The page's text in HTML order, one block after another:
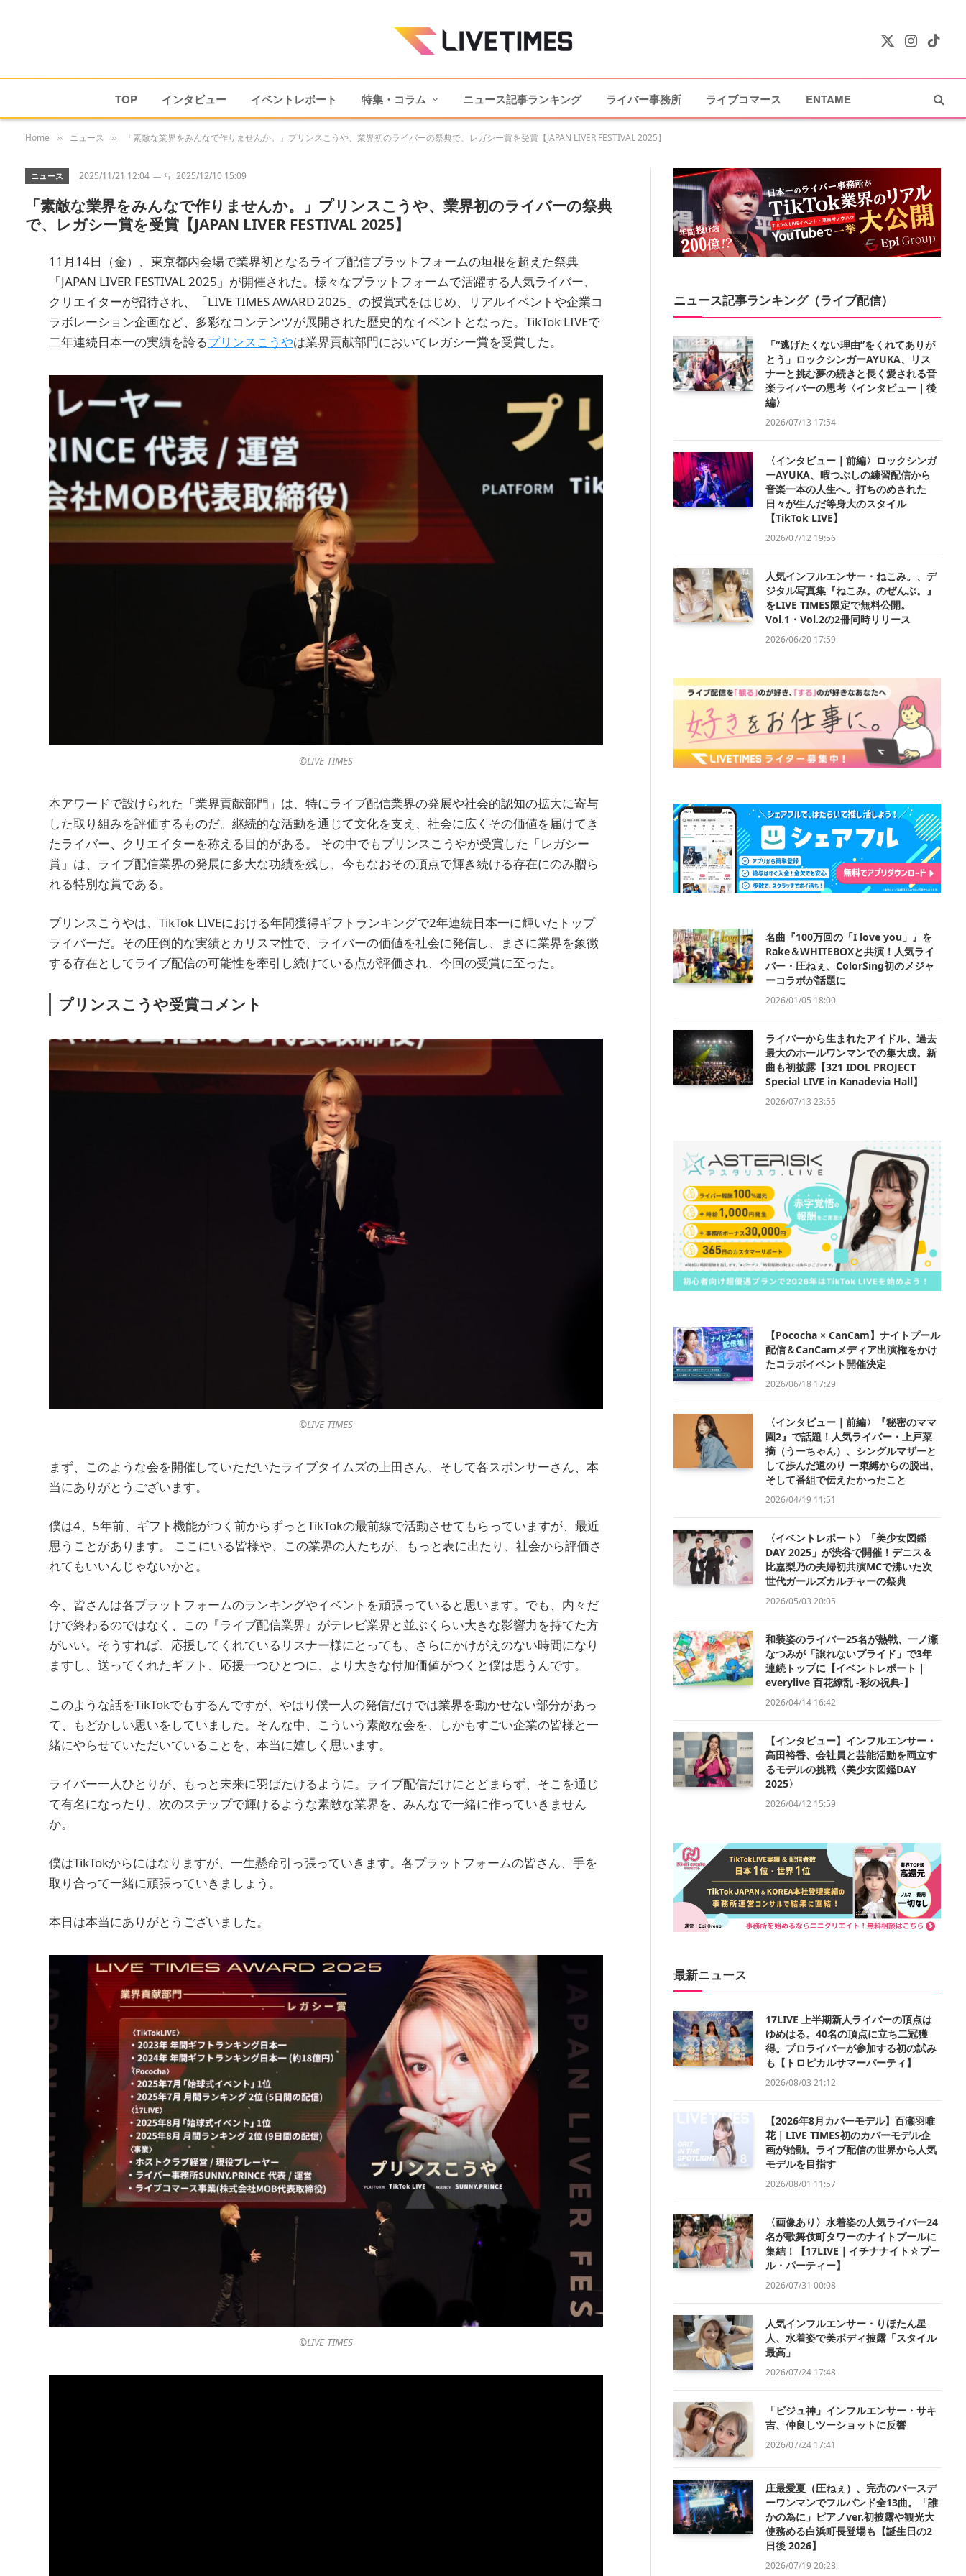
X
Instagram
TikTok
TOP インタビュー イベントレポート 特集・コラム ニュース記事ランキング ライバー事務所 ライブコマース ENTAME
Home » ニュース » 「素敵な業界をみんなで作りませんか。」プリンスこうや、業界初のライバーの祭典で、レガシー賞を受賞【JAPAN LIVER FESTIVAL 2025】
ニュース 2025/11/21 12:04 ⇆ 2025/12/10 15:09
「素敵な業界をみんなで作りませんか。」プリンスこうや、業界初のライバーの祭典
で、レガシー賞を受賞【JAPAN LIVER FESTIVAL 2025】
11月14日（金）、東京都内会場で業界初となるライブ配信プラットフォームの垣根を超えた祭典
「JAPAN LIVER FESTIVAL 2025」が開催された。様々なプラットフォームで活躍する人気ライバー、
クリエイターが招待され、「LIVE TIMES AWARD 2025」の授賞式をはじめ、リアルイベントや企業コ
ラボレーション企画など、多彩なコンテンツが展開された歴史的なイベントとなった。TikTok LIVEで
二年連続日本一の実績を誇るプリンスこうやは業界貢献部門においてレガシー賞を受賞した。
©︎LIVE TIMES
本アワードで設けられた「業界貢献部門」は、特にライブ配信業界の発展や社会的認知の拡大に寄与
した取り組みを評価するものだ。継続的な活動を通じて文化を支え、社会に広くその価値を届けてき
たライバー、クリエイターを称える目的がある。 その中でもプリンスこうやが受賞した「レガシー
賞」は、ライブ配信業界の発展に多大な功績を残し、今もなおその頂点で輝き続ける存在にのみ贈ら
れる特別な賞である。
プリンスこうやは、TikTok LIVEにおける年間獲得ギフトランキングで2年連続日本一に輝いたトップ
ライバーだ。その圧倒的な実績とカリスマ性で、ライバーの価値を社会に発信し、まさに業界を象徴
する存在としてライブ配信の可能性を牽引し続けている点が評価され、今回の受賞に至った。
プリンスこうや受賞コメント
©︎LIVE TIMES
まず、このような会を開催していただいたライブタイムズの上田さん、そして各スポンサーさん、本
当にありがとうございます。
僕は4、5年前、ギフト機能がつく前からずっとTikTokの最前線で活動させてもらっていますが、最近
思うことがあります。 ここにいる皆様や、この業界の人たちが、もっと表に出たり、社会から評価さ
れてもいいんじゃないかと。
今、皆さんは各プラットフォームのランキングやイベントを頑張っていると思います。でも、内々だ
けで終わるのではなく、この『ライブ配信業界』がテレビ業界と並ぶくらい大きな影響力を持てた方
がいい。そうすれば、応援してくれているリスナー様にとっても、さらにかけがえのない時間になり
ますし、送ってくれたギフト、応援一つひとつに、より大きな付加価値がつくと僕は思うんです。
このような話をTikTokでもするんですが、やはり僕一人の発信だけでは業界を動かせない部分があっ
て、もどかしい思いをしていました。そんな中、こういう素敵な会を、しかもすごい企業の皆様と一
緒にやらせていただいていることを、本当に嬉しく思います。
ライバー一人ひとりが、もっと未来に羽ばたけるように。ライブ配信だけにとどまらず、そこを通じ
て有名になったり、次のステップで輝けるような素敵な業界を、みんなで一緒に作っていきません
か。
僕はTikTokからにはなりますが、一生懸命引っ張っていきます。各プラットフォームの皆さん、手を
取り合って一緒に頑張っていきましょう。
本日は本当にありがとうございました。
©︎LIVE TIMES
ニュース記事ランキング（ライブ配信）
「“逃げたくない理由”をくれてありが
とう」ロックシンガーAYUKA、リス
ナーと挑む夢の続きと長く愛される音
楽ライバーの思考〈インタビュー｜後
編〉
2026/07/13 17:54
〈インタビュー｜前編〉ロックシンガ
ーAYUKA、暇つぶしの練習配信から
音楽一本の人生へ。打ちのめされた
日々が生んだ等身大のスタイル
【TikTok LIVE】
2026/07/12 19:56
人気インフルエンサー・ねこみ。、デ
ジタル写真集『ねこみ。のぜんぶ。』
をLIVE TIMES限定で無料公開。
Vol.1・Vol.2の2冊同時リリース
2026/06/20 17:59
名曲『100万回の「I love you」』を
Rake＆WHITEBOXと共演！人気ライ
バー・圧ねぇ、ColorSing初のメジャ
ーコラボが話題に
2026/01/05 18:00
ライバーから生まれたアイドル、過去
最大のホールワンマンでの集大成。新
曲も初披露【321 IDOL PROJECT
Special LIVE in Kanadevia Hall】
2026/07/13 23:55
【Pococha × CanCam】ナイトプール
配信＆CanCamメディア出演権をかけ
たコラボイベント開催決定
2026/06/18 17:29
〈インタビュー｜前編〉『秘密のママ
園2』で話題！人気ライバー・上戸菜
摘（うーちゃん）、シングルマザーと
して歩んだ道のり ー束縛からの脱出、
そして番組で伝えたかったこと
2026/04/19 11:51
〈イベントレポート〉「美少女図鑑
DAY 2025」が渋谷で開催！デニス＆
比嘉梨乃の夫婦初共演MCで沸いた次
世代ガールズカルチャーの祭典
2026/05/03 20:05
和装姿のライバー25名が熱戦、一ノ瀬
なつみが「譲れないプライド」で3年
連続トップに【イベントレポート｜
everylive 百花繚乱 -彩の祝典-】
2026/04/14 16:42
【インタビュー】インフルエンサー・
高田裕香、会社員と芸能活動を両立す
るモデルの挑戦〈美少女図鑑DAY
2025〉
2026/04/12 15:59
最新ニュース
17LIVE 上半期新人ライバーの頂点は
ゆめはる。40名の頂点に立ち二冠獲
得。プロライバーが参加する初の試み
も【トロピカルサマーパーティ】
2026/08/03 21:12
【2026年8月カバーモデル】百瀬羽唯
花｜LIVE TIMES初のカバーモデル企
画が始動。ライブ配信の世界から人気
モデルを目指す
2026/08/01 11:57
〈画像あり〉水着姿の人気ライバー24
名が歌舞伎町タワーのナイトプールに
集結！【17LIVE｜イチナナイト☆プー
ル・パーティー】
2026/07/31 00:08
人気インフルエンサー・りほたん星
人、水着姿で美ボディ披露「スタイル
最高」
2026/07/24 17:48
「ビジュ神」インフルエンサー・サキ
吉、仲良しツーショットに反響
2026/07/24 17:41
庄最愛夏（圧ねぇ）、完売のバースデ
ーワンマンでフルバンド全13曲。「誰
かの為に」ピアノver.初披露や観光大
使務める白浜町長登場も【誕生日の2
日後 2026】
2026/07/19 20:28